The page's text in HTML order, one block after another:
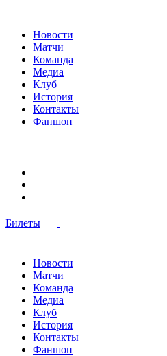
Новости
Матчи
Команда
Медиа
Клуб
История
Контакты
Фаншоп
Билеты
Новости
Матчи
Команда
Медиа
Клуб
История
Контакты
Фаншоп